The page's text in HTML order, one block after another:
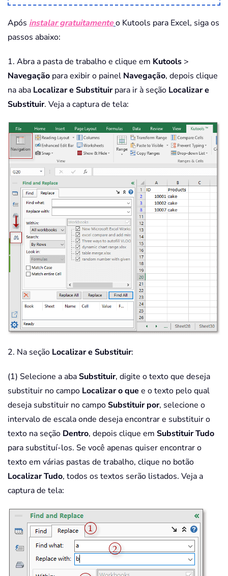
Após instalar gratuitamenteo Kutools para Excel, siga os
passos abaixo:
1. Abra a pasta de trabalho e clique em Kutools >
Navegação para exibir o painel Navegação, depois clique
na aba Localizar e Substituirpara ir à seção Localizar e
Substituir. Veja a captura de tela:
2. Na seção Localizar e Substituir:
(1) Selecione a abaSubstituir, digite o texto que deseja
substituir no campo Localizar o que e o texto pelo qual
deseja substituir no campoSubstituir por, selecione o
intervalo de escala onde deseja encontrar e substituir o
texto na seção Dentro, depois clique em Substituir Tudo
para substituí-los. Se você apenas quiser encontrar o
texto em várias pastas de trabalho, clique no botão
Localizar Tudo, todos os textos serão listados. Veja a
captura de tela: